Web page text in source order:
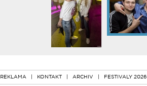
REKLAMA | KONTAKT | ARCHIV | FESTIVALY 2026